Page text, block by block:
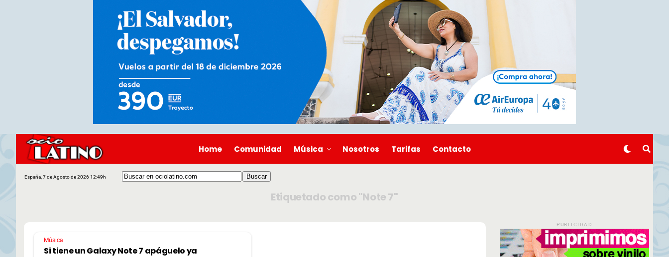
Home Comunidad Música Nosotros Tarifas Contacto
España, 7 de Agosto de 2026 12:49h
Etiquetado como "Note 7"
Música
Si tiene un Galaxy Note 7 apáguelo ya
PUBLICIDAD